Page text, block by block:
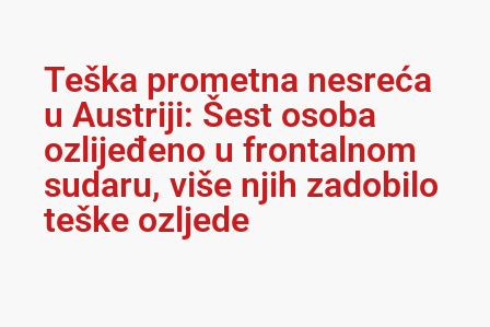
Teška prometna nesreća
u Austriji: Šest osoba
ozlijeđeno u frontalnom
sudaru, više njih zadobilo
teške ozljede